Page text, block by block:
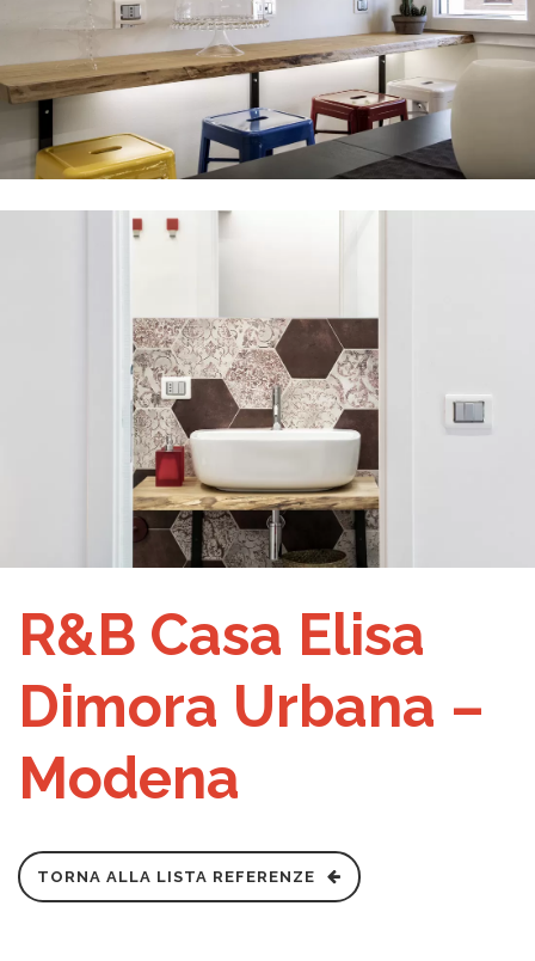
R&B Casa Elisa
Dimora Urbana –
Modena
TORNA ALLA LISTA REFERENZE